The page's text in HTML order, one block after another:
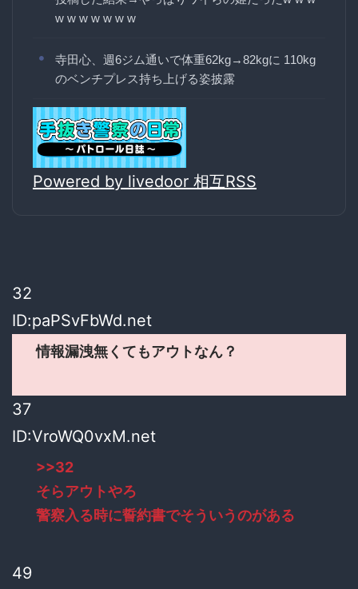
w w w w w w w
寺田心、週6ジム通いで体重62kg→82kgに 110kg
のベンチプレス持ち上げる姿披露
Powered by livedoor 相互RSS
32
ID:paPSvFbWd.net
情報漏洩無くてもアウトなん？
37
ID:VroWQ0vxM.net
>>32
そらアウトやろ
警察入る時に誓約書でそういうのがある
49